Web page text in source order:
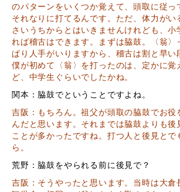
のパターンをいくつか覚えて、頭取に従っ
それなりに打てるんです。ただ、体力がい
さいうちからとはいきませんけれども、小
れば稽古はできます。まずは脇鼓。〈翁〉
ぱり人手がいりますから、稽古は割と早い
僕が初めて〈翁〉を打ったのは、定かに覚
ど、中学生ぐらいでしたかね。
関本：脇鼓でということですよね。
吉阪：もちろん。祖父が頭取の脇鼓でお役
んだと思います。それまでは脇鼓よりも後
ことが多かったですね。打つ人と後見とで
ら。
荒野：脇鼓をやられる前に後見で？
吉阪：そうやったと思います。当時は大倉